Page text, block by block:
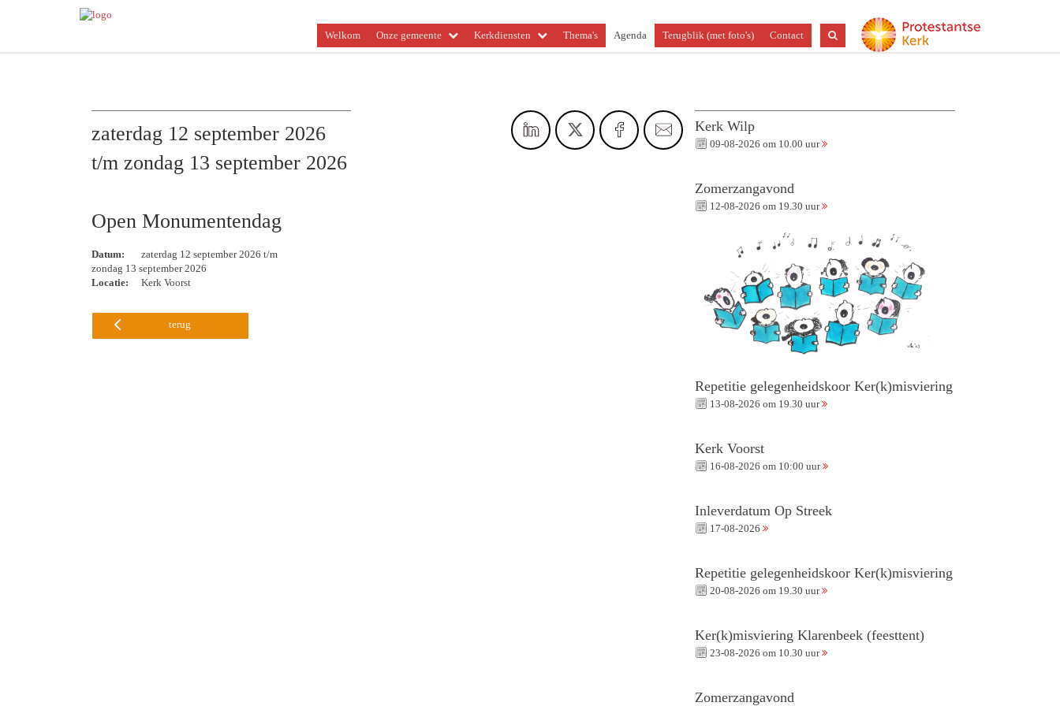
Welkom Onze gemeente Kerkdiensten Thema's Agenda Terugblik (met foto's) Contact
zaterdag 12 september 2026
t/m zondag 13 september 2026
Open Monumentendag
Datum:
zaterdag 12 september 2026 t/m
zondag 13 september 2026
Locatie:
Kerk Voorst
terug
Kerk Wilp
09-08-2026 om 10.00 uur
Zomerzangavond
12-08-2026 om 19.30 uur
Repetitie gelegenheidskoor Ker(k)misviering
13-08-2026 om 19.30 uur
Kerk Voorst
16-08-2026 om 10:00 uur
Inleverdatum Op Streek
17-08-2026
Repetitie gelegenheidskoor Ker(k)misviering
20-08-2026 om 19.30 uur
Ker(k)misviering Klarenbeek (feesttent)
23-08-2026 om 10.30 uur
Zomerzangavond